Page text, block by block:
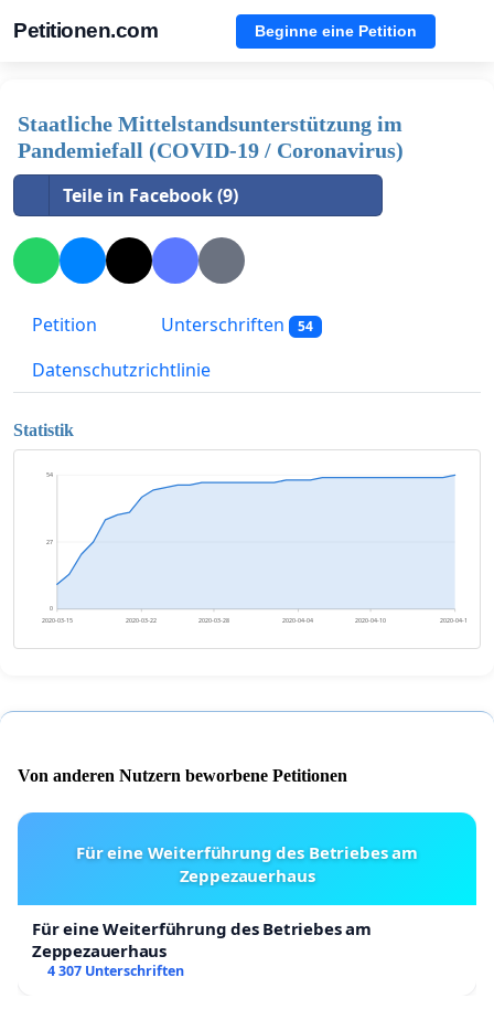
Petitionen.com Beginne eine Petition
Staatliche Mittelstandsunterstützung im
Pandemiefall (COVID-19 / Coronavirus)
Teile in Facebook (9)
Petition Unterschriften 54
Datenschutzrichtlinie
Statistik
0
27
54
2020-03-15 2020-03-22 2020-03-28 2020-04-04 2020-04-10 2020-04-17
Von anderen Nutzern beworbene Petitionen
Für eine Weiterführung des Betriebes am
Zeppezauerhaus
Für eine Weiterführung des Betriebes am
Zeppezauerhaus
4 307 Unterschriften